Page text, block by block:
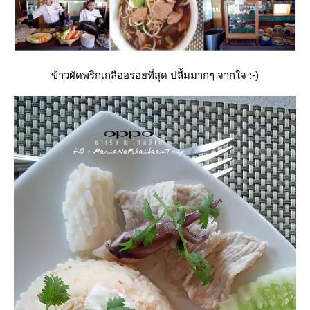
ข้าวผัดพริกเกลืออร่อยที่สุด ปลื้มมากๆ จากใจ :-)